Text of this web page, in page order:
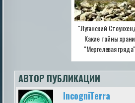
"Луганский
Какие тайны
"Мергелевая
АВТОР ПУБЛИКАЦИИ
IncogniTerra